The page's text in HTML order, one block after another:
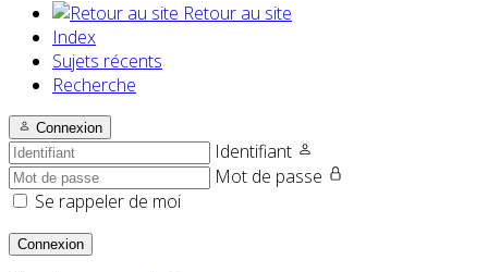
Retour au site
Index
Sujets récents
Recherche
Connexion
Identifiant
Mot de passe
Se rappeler de moi
Connexion